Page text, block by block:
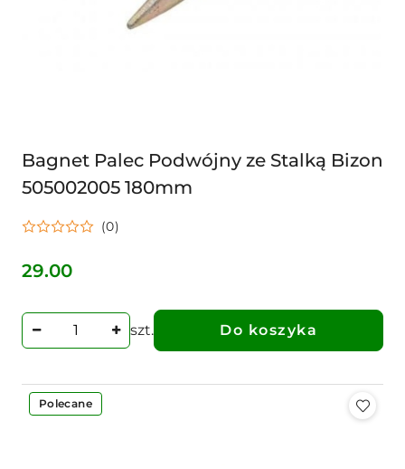
Bagnet Palec Podwójny ze Stalką Bizon
505002005 180mm
(0)
Cena:
29.00
szt. Do koszyka
Polecane